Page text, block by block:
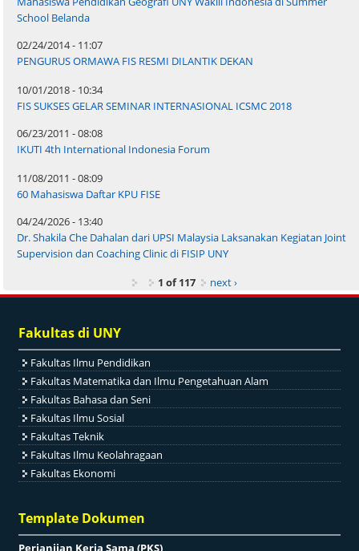
School Belanda
02/24/2014 - 11:07
PENGURUS ORMAWA FIS RESMI DILANTIK DEKAN
10/01/2018 - 10:34
FIS SUKSES GELAR SEMINAR INTERNASIONAL ICSMC 2018
06/23/2011 - 08:08
IKUTI 4th International Indonesia Forum
11/08/2011 - 08:09
60 Mahasiswa Daftar KPU FISE
04/24/2026 - 13:40
Dr. Shakila Che Dahalan dari UPSI Malaysia Laksanakan Kegiatan Joint
Supervision dan Coaching Clinic di FISIP UNY
1 of 117
next ›
Fakultas di UNY
Fakultas Ilmu Pendidikan
Fakultas Matematika dan Ilmu Pengetahuan Alam
Fakultas Bahasa dan Seni
Fakultas Ilmu Sosial
Fakultas Teknik
Fakultas Ilmu Keolahragaan
Fakultas Ekonomi
Template Dokumen
Perjanjian Kerja Sama (PKS)